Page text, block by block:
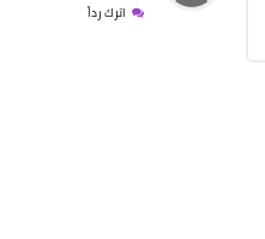
اترك رداً